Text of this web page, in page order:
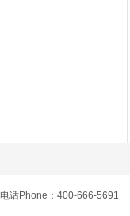
电话Phone：400-666-5691